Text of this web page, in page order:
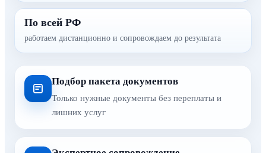
По всей РФ
работаем дистанционно и сопровождаем до результата
Подбор пакета документов
Только нужные документы без переплаты и
лишних услуг